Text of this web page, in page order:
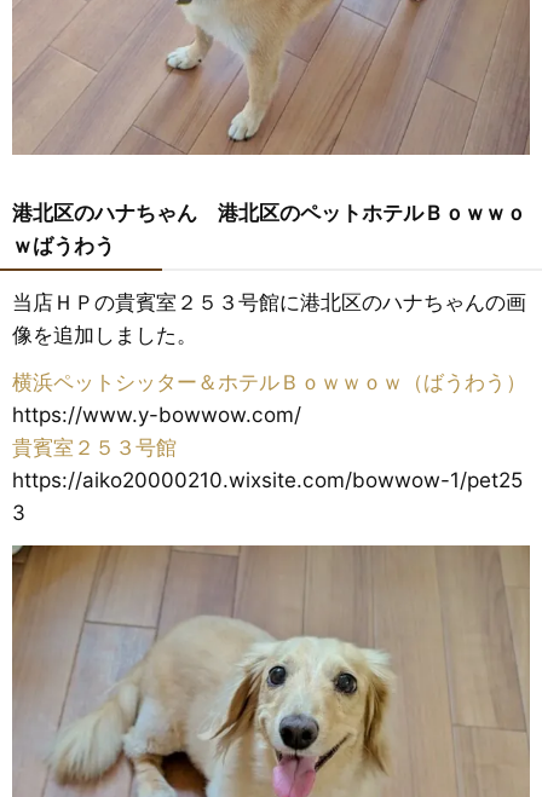
港北区のハナちゃん 港北区のペットホテルＢｏｗｗｏ
ｗばうわう
当店ＨＰの貴賓室２５３号館に港北区のハナちゃんの画
像を追加しました。
横浜ペットシッター＆ホテルＢｏｗｗｏｗ（ばうわう）
https://www.y-bowwow.com/
貴賓室２５３号館
https://aiko20000210.wixsite.com/bowwow-1/pet25
3